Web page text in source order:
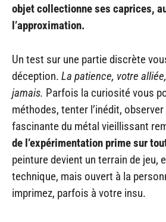
objet collectionne ses caprices,
l’approximation.
Un test sur une partie discrète
déception. La patience, votre
jamais. Parfois la curiosité vous
méthodes, tenter l’inédit,
fascinante du métal vieillissant
de l’expérimentation prime sur
peinture devient un terrain de jeu,
technique, mais ouvert à la
imprimez, parfois à votre insu.